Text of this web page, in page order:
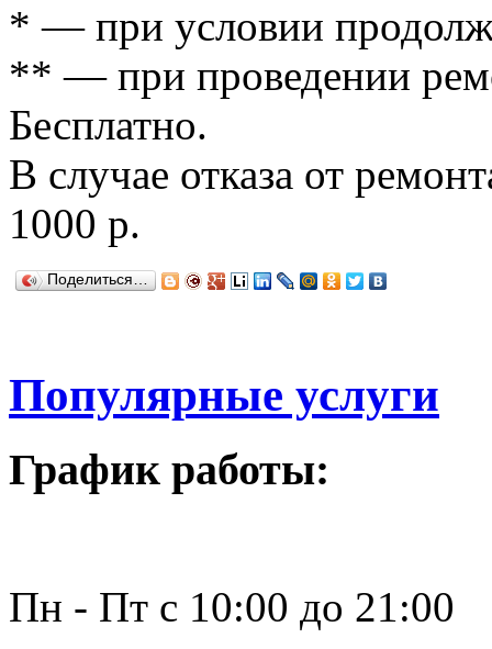
* — при условии
** — при проведении
Бесплатно.
В случае отказа от
1000 р.
Поделиться…
Популярные услуги
График работы:
Пн - Пт с 10:00 до 21:00